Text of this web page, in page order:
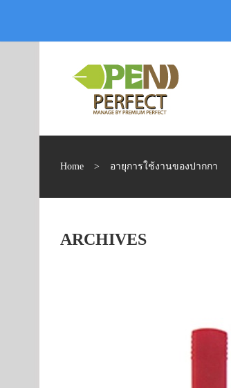
Home > อายุการใช้งานของปากกา
ARCHIVES